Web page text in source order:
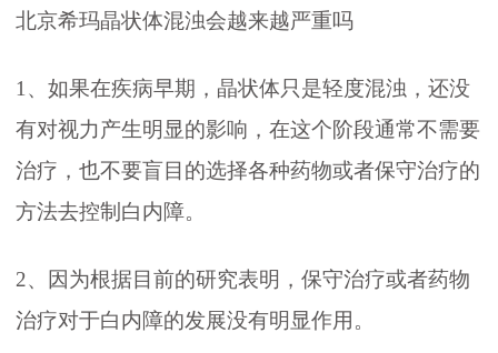
北京希玛晶状体混浊会越来越严重吗
1、如果在疾病早期，晶状体只是轻度混浊，还没
有对视力产生明显的影响，在这个阶段通常不需要
治疗，也不要盲目的选择各种药物或者保守治疗的
方法去控制白内障。
2、因为根据目前的研究表明，保守治疗或者药物
治疗对于白内障的发展没有明显作用。